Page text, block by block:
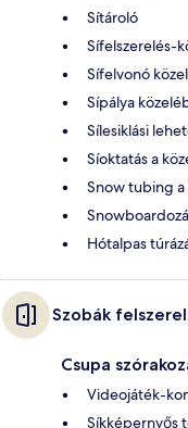
Sítároló
Sífelszerelés-
Sífelvonó
Sípálya
Sílesiklási
Síoktatás a
Snow tubing
Hótalpas
Szobák
Csupa
Videojáték-
Síkképernyős